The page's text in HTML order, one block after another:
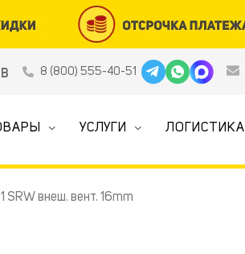
8 (800) 555-40-51
УСЛУГИ ЛОГИСТИКА
внеш. вент. 16mm